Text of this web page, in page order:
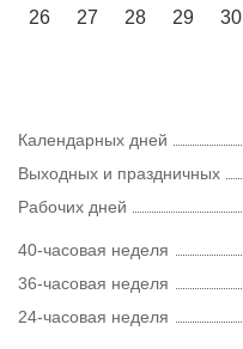
26
27 28 29 30
Календарных дней
Выходных и праздничных
Рабочих дней
40-часовая неделя
36-часовая неделя
24-часовая неделя